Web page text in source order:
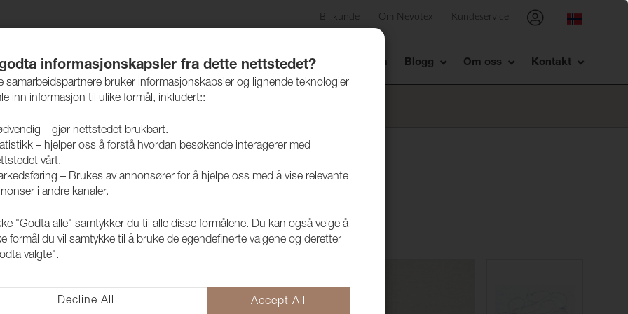
Bli kunde Om Nevotex Kundeservice
Produkter Vedlikehold Bærekraft Case Showrom Blogg Om oss Kontakt
informasjonskapsler fra dette nettstedet?
samarbeidspartnere bruker informasjonskapsler og lignende teknologier
inn informasjon til ulike formål, inkludert::
– gjør nettstedet brukbart.
– hjelper oss å forstå hvordan besøkende interagerer med
vårt.
– Brukes av annonsører for å hjelpe oss med å vise relevante
i andre kanaler.
"Godta alle" samtykker du til alle disse formålene. Du kan også velge å
formål du vil samtykke til å bruke de egendefinerte valgene og deretter
valgte".
Decline All Accept All